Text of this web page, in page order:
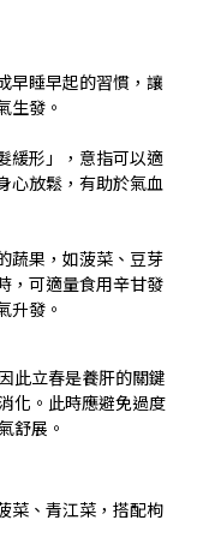
早睡早起的習慣，讓
生發。
緩形」，意指可以適
心放鬆，有助於氣血
蔬果，如菠菜、豆芽
，可適量食用辛甘發
升發。
此立春是養肝的關鍵
化。此時應避免過度
舒展。
菜、青江菜，搭配枸